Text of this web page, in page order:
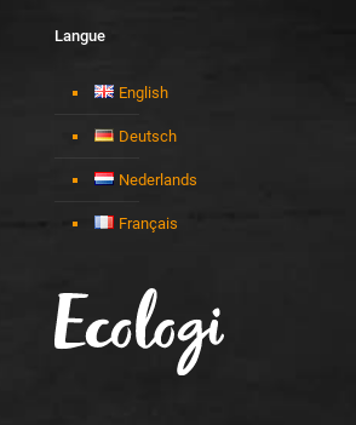
Langue
English
Deutsch
Nederlands
Français